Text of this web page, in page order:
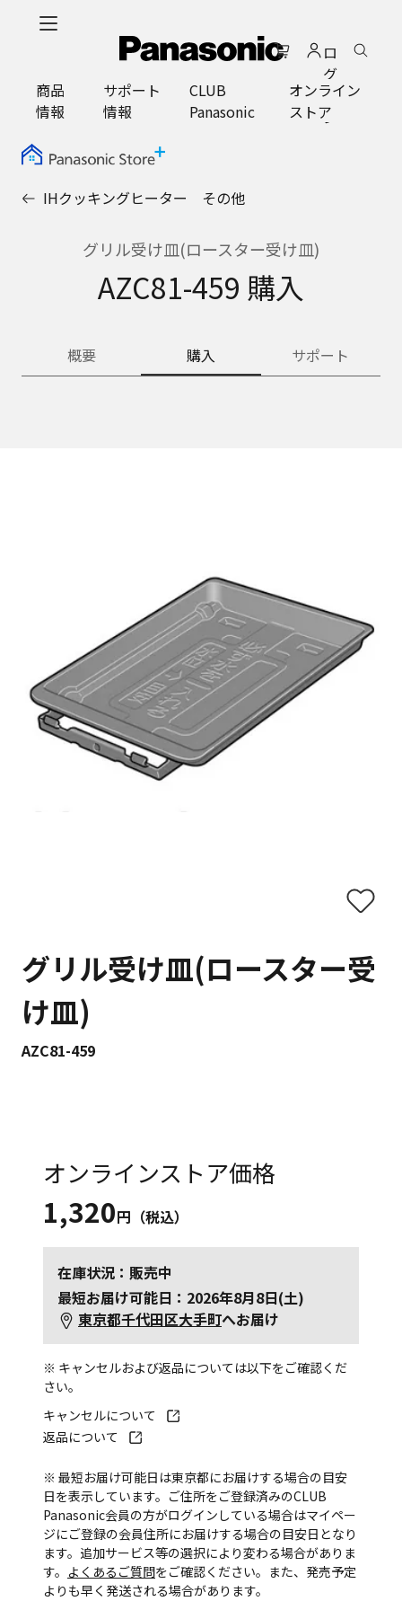
ロ
グ
イ
ン
商品
情報
サポート
情報
CLUB
Panasonic
オンライン
ストア
IHクッキングヒーター その他
グリル受け皿(ロースター受け皿)
AZC81-459 購入
概要 購入 サポート
グリル受け皿(ロースター受
け皿)
AZC81-459
オンラインストア価格
1,320円（税込）
在庫状況：販売中
最短お届け可能日：2026年8月8日(土)
東京都千代田区大手町へお届け
※ キャンセルおよび返品については以下をご確認くだ
さい。
キャンセルについて
返品について
※ 最短お届け可能日は東京都にお届けする場合の目安
日を表示しています。ご住所をご登録済みのCLUB
Panasonic会員の方がログインしている場合はマイペー
ジにご登録の会員住所にお届けする場合の目安日となり
ます。追加サービス等の選択により変わる場合がありま
す。 よくあるご質問をご確認ください。また、発売予定
よりも早く発送される場合があります。